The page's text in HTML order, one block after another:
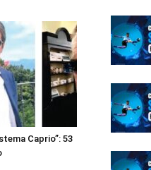
Caprio”: 53